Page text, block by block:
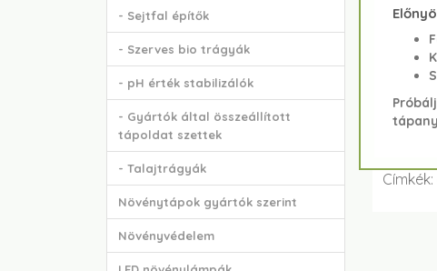
- Sejtfal építők
- Szerves bio trágyák
- pH érték stabilizálók
- Gyártók által összeállított
tápoldat szettek
- Talajtrágyák
Növénytápok gyártók szerint
Növényvédelem
Címkék: